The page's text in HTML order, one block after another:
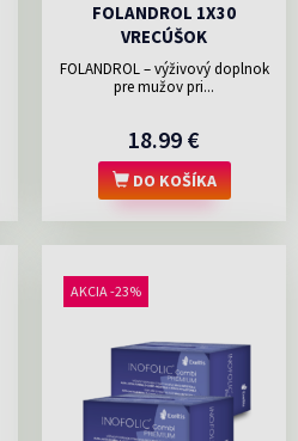
FOLANDROL 1X30
VRECÚŠOK
FOLANDROL – výživový doplnok
pre mužov pri...
18.99 €
DO KOŠÍKA
AKCIA -23%